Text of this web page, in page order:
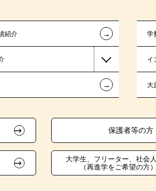
紹介 ← 学
イ
← 大
保護者等の方
大学生、フリーター、社会
（再進学をご希望の方